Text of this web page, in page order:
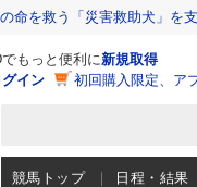
命を救う「災害救助犬」を
でもっと便利に新規取得
グイン
初回購入限定、ア
競馬トップ 日程・結果